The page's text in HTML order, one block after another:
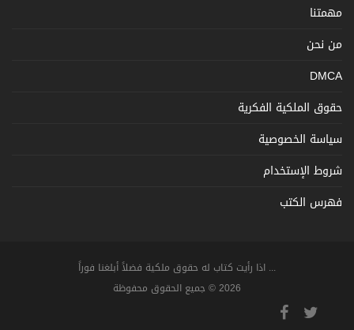
مهمتنا
من نحن
DMCA
حقوق الملكية الفكرية
سياسة الخصوصية
شروط الإستخدام
فهرس الكتب
... اذا رأيت كتاب له حقوق ملكية فضلاً أبلغنا فوراً
2026 © جميع الحقوق محفوظة